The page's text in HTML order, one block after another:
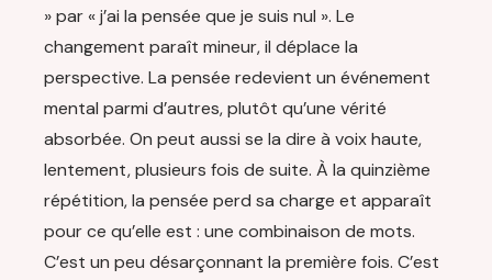
» par « j’ai la pensée que je suis nul ». Le
changement paraît mineur, il déplace la
perspective. La pensée redevient un événement
mental parmi d’autres, plutôt qu’une vérité
absorbée. On peut aussi se la dire à voix haute,
lentement, plusieurs fois de suite. À la quinzième
répétition, la pensée perd sa charge et apparaît
pour ce qu’elle est : une combinaison de mots.
C’est un peu désarçonnant la première fois. C’est